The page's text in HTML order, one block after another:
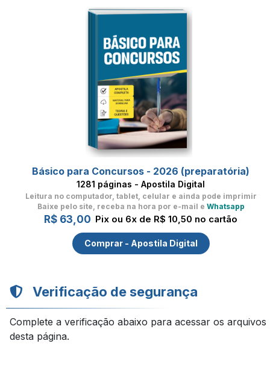
Básico para Concursos - 2026 (preparatória)
1281 páginas - Apostila Digital
Leitura no computador, tablet, celular e ainda pode imprimir
Baixe pelo site, receba na hora por e-mail e Whatsapp
R$ 63,00 Pix ou 6x de R$ 10,50 no cartão
Comprar - Apostila Digital
Verificação de segurança
Complete a verificação abaixo para acessar os arquivos
desta página.